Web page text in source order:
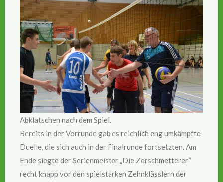
Abklatschen nach dem Spiel.
Bereits in der Vorrunde gab es reichlich eng umkämpfte
Duelle, die sich auch in der Finalrunde fortsetzten. Am
Ende siegte der Serienmeister „Die Zerschmetterer“
recht knapp vor den spielstarken Zehnklässlern der